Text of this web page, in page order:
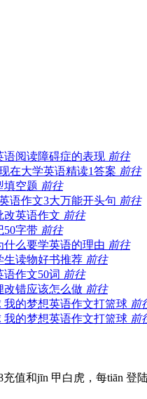
语阅读障碍症的表现 前往
在大学英语精读1答案 前往
填空题 前往
语作文3大万能开头句 前往
改英语作文 前往
50字带 前往
什么要学英语的理由 前往
生读物好书推荐 前往
语作文50词 前往
改错应该怎么做 前往
我的梦想英语作文打篮球 前
我的梦想英语作文打篮球 前
值和jīn 甲白虎，每tiān 登